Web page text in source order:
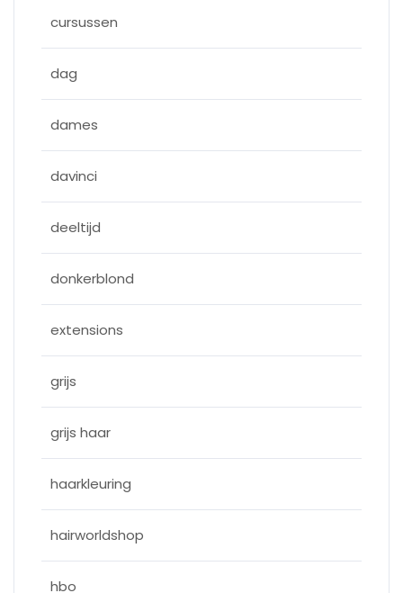
cursussen
dag
dames
davinci
deeltijd
donkerblond
extensions
grijs
grijs haar
haarkleuring
hairworldshop
hbo